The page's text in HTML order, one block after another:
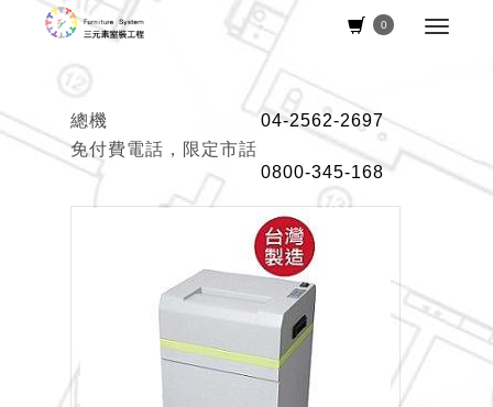
0
總機
04-2562-2697
免付費電話，限定市話
0800-345-168